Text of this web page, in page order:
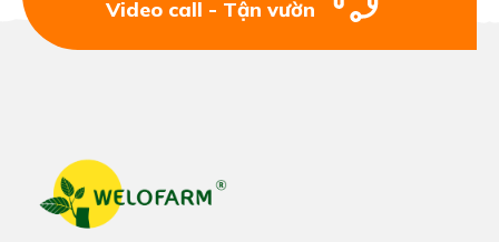
Video call - Tận vườn